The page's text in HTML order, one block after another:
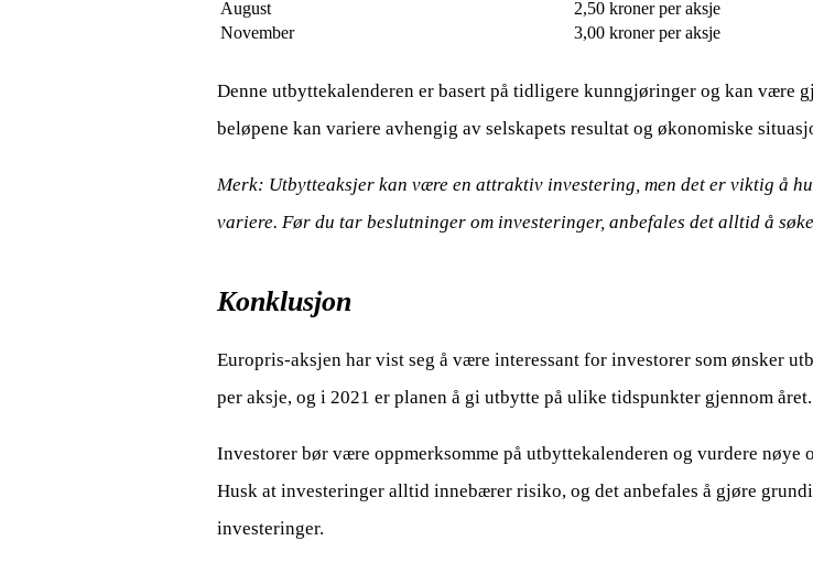
August
2,50 kroner per aksje
November
3,00 kroner per aksje
Denne utbyttekalenderen er basert på tidligere kunngjøringer og kan være
beløpene kan variere avhengig av selskapets resultat og økonomiske
Merk: Utbytteaksjer kan være en attraktiv investering, men det er viktig å
variere. Før du tar beslutninger om investeringer, anbefales det alltid å
Konklusjon
Europris-aksjen har vist seg å være interessant for investorer som ønsker
per aksje, og i 2021 er planen å gi utbytte på ulike tidspunkter gjennom året.
Investorer bør være oppmerksomme på utbyttekalenderen og vurdere nøye
Husk at investeringer alltid innebærer risiko, og det anbefales å gjøre
investeringer.